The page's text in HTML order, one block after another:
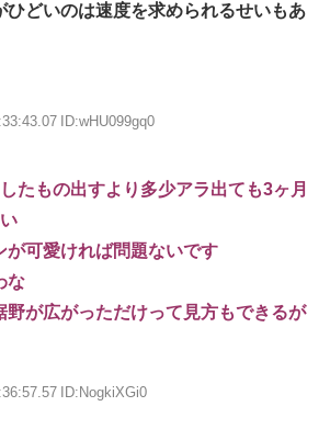
ひどいのは速度を求められるせいもあ
ID:wHU099gq0
たもの出すより多少アラ出ても3ヶ月
が可愛ければ問題ないです
な
野が広がっただけって見方もできるが
ID:NogkiXGi0